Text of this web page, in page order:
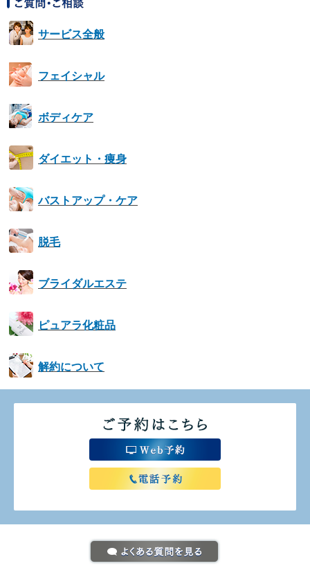
サービス全般
フェイシャル
ボディケア
ダイエット・痩身
バストアップ・ケア
脱毛
ブライダルエステ
ピュアラ化粧品
解約について